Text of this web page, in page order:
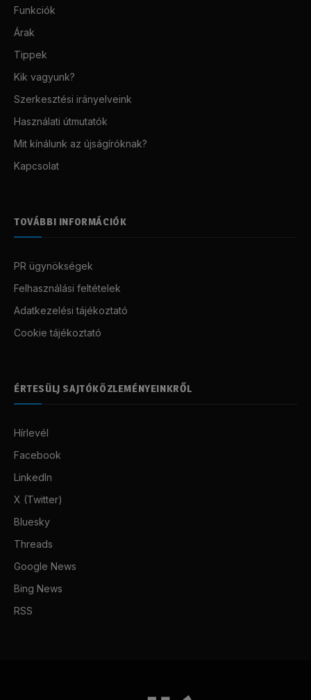
Funkciók
Árak
Tippek
Kik vagyunk?
Szerkesztési irányelveink
Használati útmutatók
Mit kínálunk az újságíróknak?
Kapcsolat
TOVÁBBI INFORMÁCIÓK
PR ügynökségek
Felhasználási feltételek
Adatkezelési tájékoztató
Cookie tájékoztató
ÉRTESÜLJ SAJTÓKÖZLEMÉNYEINKRŐL
Hírlevél
Facebook
LinkedIn
X (Twitter)
Bluesky
Threads
Google News
Bing News
RSS